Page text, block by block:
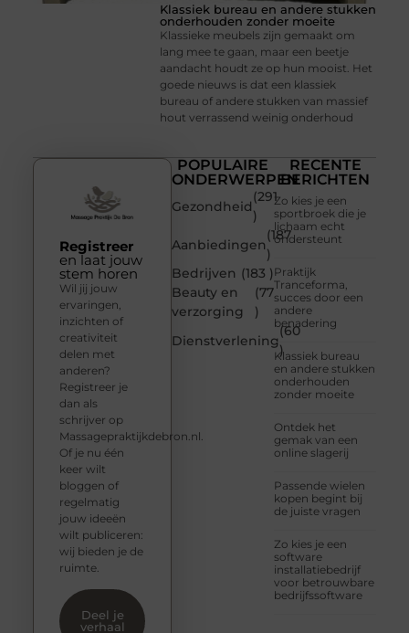
Klassiek bureau en andere stukken
onderhouden zonder moeite
Klassieke meubels zijn gemaakt om
lang mee te gaan, maar een beetje
aandacht houdt ze op hun mooist. Het
goede nieuws is dat een klassiek
bureau of andere stukken van massief
hout verrassend weinig onderhoud
POPULAIRE
ONDERWERPEN
Gezondheid
(291
)
Aanbiedingen
(187
)
Bedrijven (183 )
Beauty en
verzorging
(77
)
Dienstverlening
(60
)
RECENTE
BERICHTEN
Zo kies je een
sportbroek die je
lichaam echt
ondersteunt
Praktijk
Tranceforma,
succes door een
andere
benadering
Klassiek bureau
en andere stukken
onderhouden
zonder moeite
Ontdek het
gemak van een
online slagerij
Passende wielen
kopen begint bij
de juiste vragen
Zo kies je een
software
installatiebedrijf
voor betrouwbare
bedrijfssoftware
Registreer
en laat jouw
stem horen
Wil jij jouw
ervaringen,
inzichten of
creativiteit
delen met
anderen?
Registreer je
dan als
schrijver op
Massagepraktijkdebron.nl.
Of je nu één
keer wilt
bloggen of
regelmatig
jouw ideeën
wilt publiceren:
wij bieden je de
ruimte.
Deel je
verhaal